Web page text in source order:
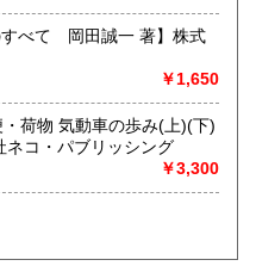
すべて 岡田誠一 著】株式
￥1,650
・荷物 気動車の歩み(上)(下)
コ・パブリッシング
￥3,300